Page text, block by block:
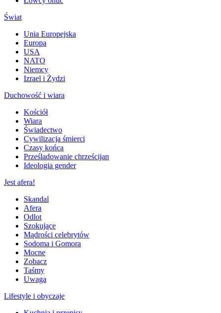
Świat
Unia Europejska
Europa
USA
NATO
Niemcy
Izrael i Żydzi
Duchowość i wiara
Kościół
Wiara
Świadectwo
Cywilizacja śmierci
Czasy końca
Prześladowanie chrześcijan
Ideologia gender
Jest afera!
Skandal
Afera
Odlot
Szokujące
Mądrości celebrytów
Sodoma i Gomora
Mocne
Zobacz
Taśmy
Uwaga
Lifestyle i obyczaje